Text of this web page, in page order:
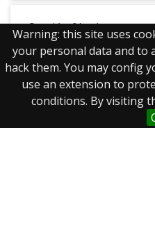
Warning: this site uses
your personal data and to
hack them. You may config
use an extension to
conditions. By visiting
Oración fúnebre que en
solemnes exequias
por la fidelísima è
Ciudad de Tarazona, el
febrero de 1819... a la
Dña. María Isabel
Braganza y Borbón,